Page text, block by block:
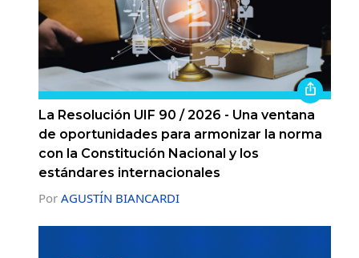
La Resolución UIF 90 / 2026 - Una ventana
de oportunidades para armonizar la norma
con la Constitución Nacional y los
estándares internacionales
Por AGUSTÍN BIANCARDI